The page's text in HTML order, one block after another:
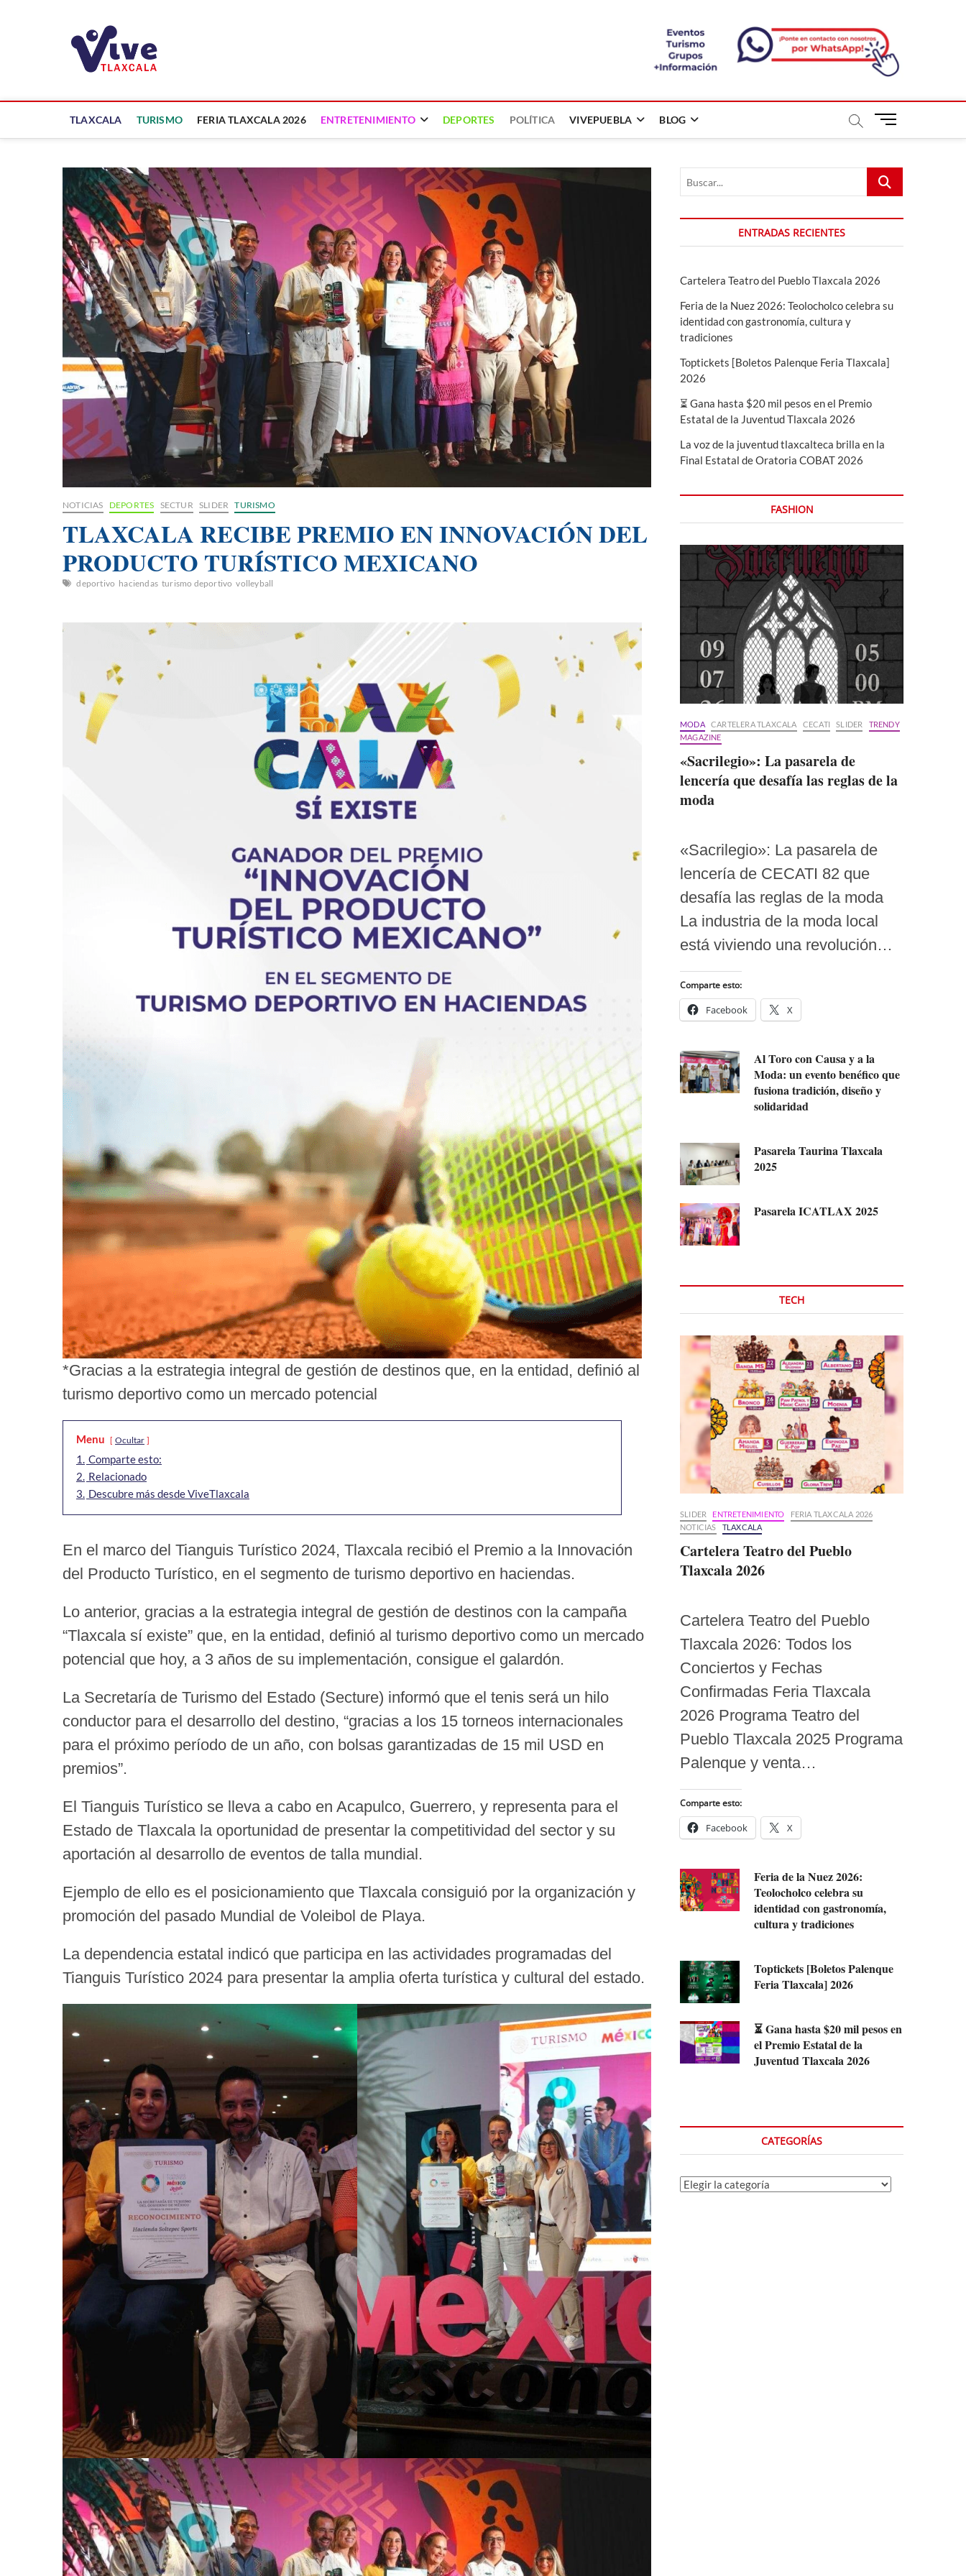
TLAXCALA TURISMO FERIA TLAXCALA 2026 ENTRETENIMIENTO DEPORTES POLÍTICA VIVEPUEBLA BLOG
B
ó
n
d
e
NOTICIAS DEPORTES SECTUR SLIDER TURISMO
TLAXCALA RECIBE PREMIO EN INNOVACIÓN DEL
PRODUCTO TURÍSTICO MEXICANO
deportivo haciendas turismo deportivo volleyball
*Gracias a la estrategia integral de gestión de destinos que, en la entidad, definió al
turismo deportivo como un mercado potencial
Menu Ocultar
1. Comparte esto:
2. Relacionado
3. Descubre más desde ViveTlaxcala
En el marco del Tianguis Turístico 2024, Tlaxcala recibió el Premio a la Innovación
del Producto Turístico, en el segmento de turismo deportivo en haciendas.
Lo anterior, gracias a la estrategia integral de gestión de destinos con la campaña
“Tlaxcala sí existe” que, en la entidad, definió al turismo deportivo como un mercado
potencial que hoy, a 3 años de su implementación, consigue el galardón.
La Secretaría de Turismo del Estado (Secture) informó que el tenis será un hilo
conductor para el desarrollo del destino, “gracias a los 15 torneos internacionales
para el próximo período de un año, con bolsas garantizadas de 15 mil USD en
premios”.
El Tianguis Turístico se lleva a cabo en Acapulco, Guerrero, y representa para el
Estado de Tlaxcala la oportunidad de presentar la competitividad del sector y su
aportación al desarrollo de eventos de talla mundial.
Ejemplo de ello es el posicionamiento que Tlaxcala consiguió por la organización y
promoción del pasado Mundial de Voleibol de Playa.
La dependencia estatal indicó que participa en las actividades programadas del
Tianguis Turístico 2024 para presentar la amplia oferta turística y cultural del estado.
Buscar...
ENTRADAS RECIENTES
Cartelera Teatro del Pueblo Tlaxcala 2026
Feria de la Nuez 2026: Teolocholco celebra su
identidad con gastronomía, cultura y
tradiciones
Toptickets [Boletos Palenque Feria Tlaxcala]
2026
⏳ Gana hasta $20 mil pesos en el Premio
Estatal de la Juventud Tlaxcala 2026
La voz de la juventud tlaxcalteca brilla en la
Final Estatal de Oratoria COBAT 2026
FASHION
MODA CARTELERA TLAXCALA CECATI SLIDER
TRENDY
MAGAZINE
«Sacrilegio»: La pasarela de
lencería que desafía las reglas de la
moda
«Sacrilegio»: La pasarela de
lencería de CECATI 82 que
desafía las reglas de la moda
La industria de la moda local
está viviendo una revolución…
Comparte esto:
Facebook X
Al Toro con Causa y a la
Moda: un evento benéfico que
fusiona tradición, diseño y
solidaridad
Pasarela Taurina Tlaxcala
2025
Pasarela ICATLAX 2025
TECH
SLIDER ENTRETENIMIENTO
FERIA TLAXCALA 2026
NOTICIAS
TLAXCALA
Cartelera Teatro del Pueblo
Tlaxcala 2026
Cartelera Teatro del Pueblo
Tlaxcala 2026: Todos los
Conciertos y Fechas
Confirmadas Feria Tlaxcala
2026 Programa Teatro del
Pueblo Tlaxcala 2025 Programa
Palenque y venta…
Comparte esto:
Facebook X
Feria de la Nuez 2026:
Teolocholco celebra su
identidad con gastronomía,
cultura y tradiciones
Toptickets [Boletos Palenque
Feria Tlaxcala] 2026
⏳ Gana hasta $20 mil pesos en
el Premio Estatal de la
Juventud Tlaxcala 2026
CATEGORÍAS
Categorías